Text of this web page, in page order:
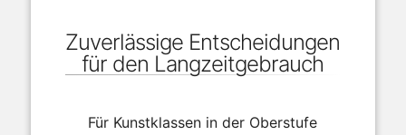
Zuverlässige Entscheidungen
für den Langzeitgebrauch
Für Kunstklassen in der Oberstufe